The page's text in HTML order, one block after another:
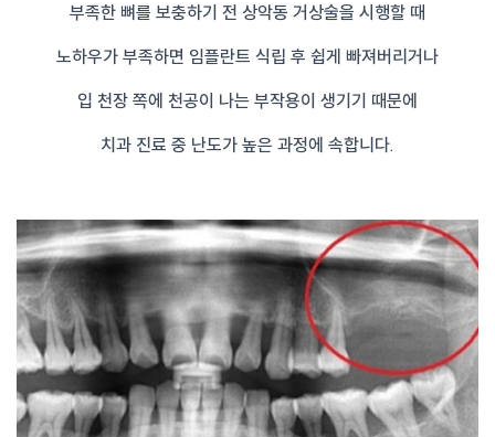
부족한 뼈를 보충하기 전 상악동 거상술을 시행할 때
노하우가 부족하면 임플란트 식립 후 쉽게 빠져버리거나
입 천장 쪽에 천공이 나는 부작용이 생기기 때문에
치과 진료 중 난도가 높은 과정에 속합니다.